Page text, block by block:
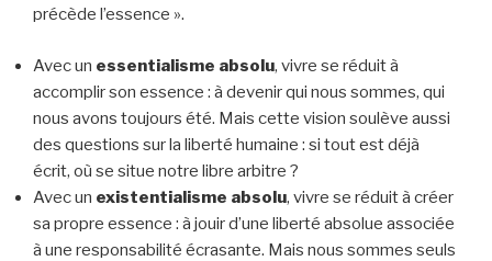
précède l’essence ».
Avec un essentialisme absolu, vivre se réduit à
accomplir son essence : à devenir qui nous sommes, qui
nous avons toujours été. Mais cette vision soulève aussi
des questions sur la liberté humaine : si tout est déjà
écrit, où se situe notre libre arbitre ?
Avec un existentialisme absolu, vivre se réduit à créer
sa propre essence : à jouir d’une liberté absolue associée
à une responsabilité écrasante. Mais nous sommes seuls